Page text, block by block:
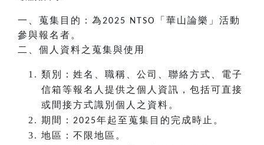
一、蒐集目的：為2025 NTSO
「華山論樂」活動
參與報名者。
二、個人資料之蒐集與使用
類別：姓名、職稱、公司、聯絡方式、電子
信箱等報名人提供之個人資訊，包括可直接
或間接方式識別個人之資料。
期間： 2025年起至蒐集目的完成時止。
地區：不限地區。